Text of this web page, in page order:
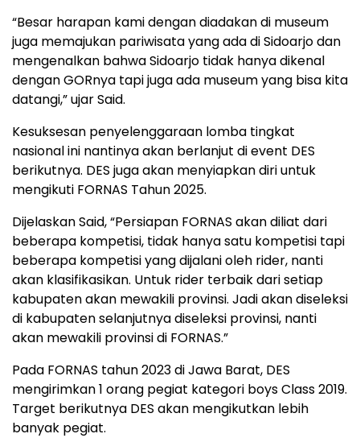
“Besar harapan kami dengan diadakan di museum
juga memajukan pariwisata yang ada di Sidoarjo dan
mengenalkan bahwa Sidoarjo tidak hanya dikenal
dengan GORnya tapi juga ada museum yang bisa kita
datangi,” ujar Said.
Kesuksesan penyelenggaraan lomba tingkat
nasional ini nantinya akan berlanjut di event DES
berikutnya. DES juga akan menyiapkan diri untuk
mengikuti FORNAS Tahun 2025.
Dijelaskan Said, “Persiapan FORNAS akan diliat dari
beberapa kompetisi, tidak hanya satu kompetisi tapi
beberapa kompetisi yang dijalani oleh rider, nanti
akan klasifikasikan. Untuk rider terbaik dari setiap
kabupaten akan mewakili provinsi. Jadi akan diseleksi
di kabupaten selanjutnya diseleksi provinsi, nanti
akan mewakili provinsi di FORNAS.”
Pada FORNAS tahun 2023 di Jawa Barat, DES
mengirimkan 1 orang pegiat kategori boys Class 2019.
Target berikutnya DES akan mengikutkan lebih
banyak pegiat.